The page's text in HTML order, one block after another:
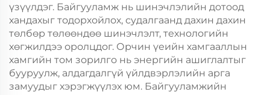
үзүүлдэг. Байгууламж нь шинэчлэлийн дотоод
хандахыг тодорхойлох, судалгаанд дахин дахин
төлбөр төлөөндөө шинэчлэлт, технологийн
хөгжилдээ оролцдог. Орчин үеийн хамгааллын
хамгийн том зорилго нь энергийн ашиглалтыг
бууруулж, алдагдалгүй үйлдвэрлэлийн арга
замуудыг хэрэгжүүлэх юм. Байгууламжийн